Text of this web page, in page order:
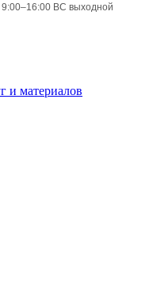
ВС выходной
и материалов